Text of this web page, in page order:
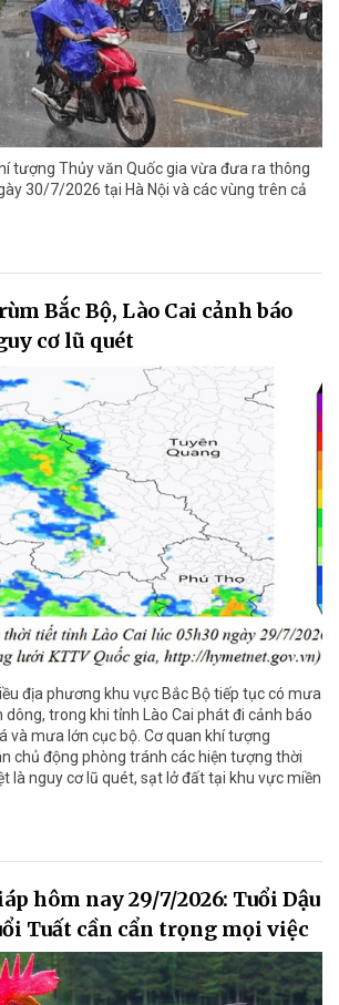
tượng Thủy văn Quốc gia vừa đưa ra thông
30/7/2026 tại Hà Nội và các vùng trên cả
Bắc Bộ, Lào Cai cảnh báo
cơ lũ quét
địa phương khu vực Bắc Bộ tiếp tục có mưa
trong khi tỉnh Lào Cai phát đi cảnh báo
và mưa lớn cục bộ. Cơ quan khí tượng
chủ động phòng tránh các hiện tượng thời
là nguy cơ lũ quét, sạt lở đất tại khu vực miền
hôm nay 29/7/2026: Tuổi Dậu
Tuất cần cẩn trọng mọi việc